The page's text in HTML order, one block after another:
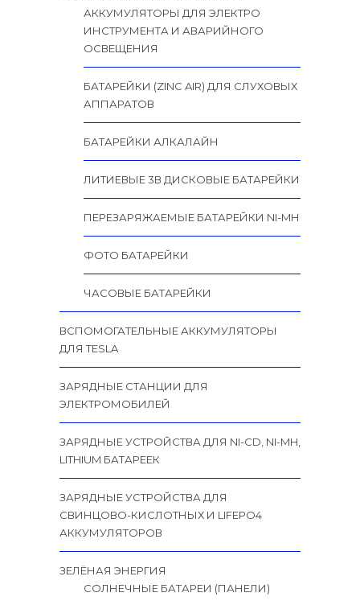
АККУМУЛЯТОРЫ ДЛЯ ЭЛЕКТРО
ИНСТРУМЕНТА И АВАРИЙНОГО
ОСВЕЩЕНИЯ
БАТАРЕЙКИ (ZINC AIR) ДЛЯ СЛУХОВЫХ
АППАРАТОВ
БАТАРЕЙКИ АЛКАЛАЙН
ЛИТИЕВЫЕ 3В ДИСКОВЫЕ БАТАРЕЙКИ
ПЕРЕЗАРЯЖАЕМЫЕ БАТАРЕЙКИ NI-MH
ФОТО БАТАРЕЙКИ
ЧАСОВЫЕ БАТАРЕЙКИ
ВСПОМОГАТЕЛЬНЫЕ АККУМУЛЯТОРЫ
ДЛЯ TESLA
ЗАРЯДНЫЕ СТАНЦИИ ДЛЯ
ЭЛЕКТРОМОБИЛЕЙ
ЗАРЯДНЫЕ УСТРОЙСТВА ДЛЯ NI-CD, NI-MH,
LITHIUM БАТАРЕЕК
ЗАРЯДНЫЕ УСТРОЙСТВА ДЛЯ
СВИНЦОВО-КИСЛОТНЫХ И LIFEPO4
АККУМУЛЯТОРОВ
ЗЕЛЁНАЯ ЭНЕРГИЯ
СОЛНЕЧНЫЕ БАТАРЕИ (ПАНЕЛИ)